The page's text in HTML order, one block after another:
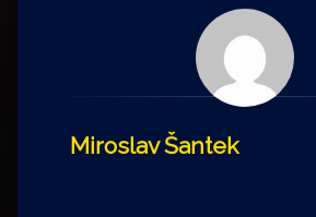
Miroslav Šantek